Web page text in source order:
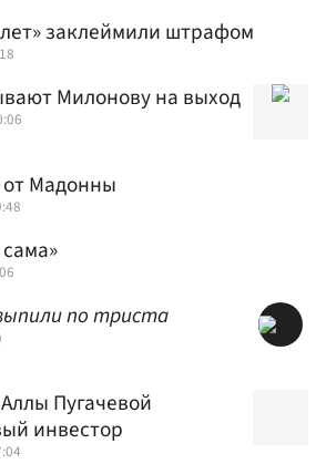
заклеймили штрафом
Милонову на выход
Мадонны
по триста
Пугачевой
инвестор